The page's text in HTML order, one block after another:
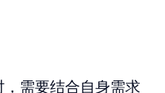
需要结合自身需求